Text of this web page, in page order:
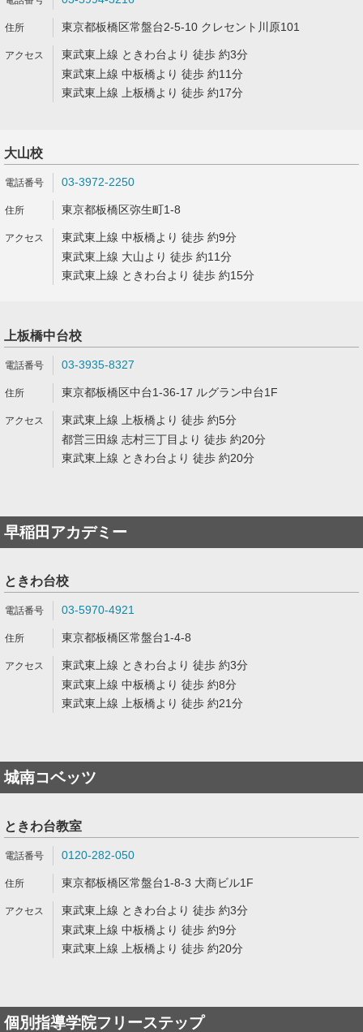
東京都板橋区常盤台2-5-10 クレセント川原101
東武東上線 ときわ台より 徒歩 約3分
東武東上線 中板橋より 徒歩 約11分
東武東上線 上板橋より 徒歩 約17分
大山校
03-3972-2250
東京都板橋区弥生町1-8
東武東上線 中板橋より 徒歩 約9分
東武東上線 大山より 徒歩 約11分
東武東上線 ときわ台より 徒歩 約15分
上板橋中台校
03-3935-8327
東京都板橋区中台1-36-17 ルグラン中台1F
東武東上線 上板橋より 徒歩 約5分
都営三田線 志村三丁目より 徒歩 約20分
東武東上線 ときわ台より 徒歩 約20分
早稲田アカデミー
ときわ台校
03-5970-4921
東京都板橋区常盤台1-4-8
東武東上線 ときわ台より 徒歩 約3分
東武東上線 中板橋より 徒歩 約8分
東武東上線 上板橋より 徒歩 約21分
城南コベッツ
ときわ台教室
0120-282-050
東京都板橋区常盤台1-8-3 大商ビル1F
東武東上線 ときわ台より 徒歩 約3分
東武東上線 中板橋より 徒歩 約9分
東武東上線 上板橋より 徒歩 約20分
個別指導学院フリーステップ